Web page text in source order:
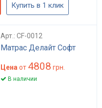
Купить в 1 клик
Арт.: CF-0012
Матрас Делайт Софт
Цена от 4808 грн.
В наличии